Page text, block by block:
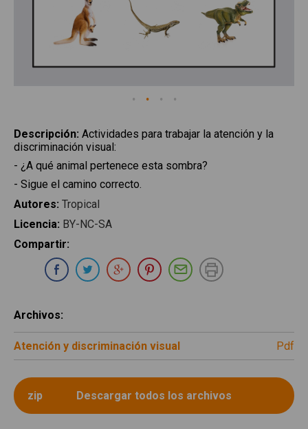
Descripción: Actividades para trabajar la atención y la
discriminación visual:
- ¿A qué animal pertenece esta sombra?
- Sigue el camino correcto.
Autores: Tropical
Licencia: BY-NC-SA
Compartir:
Compartir en Whatsapp
Compartir en Facebook
Compartir en Twitter
Compartir en Google Plus
Compartir en Pinterest
Compartir por E-
Archivos:
Atención y discriminación visual pdf